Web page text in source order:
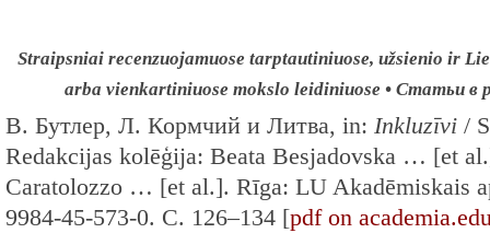
Straipsniai recenzuojamuose tarptautiniuose, užsienio ir
arba vienkartiniuose mokslo leidiniuose • Статьи в
В. Бутлер, Л. Кормчий и Литва, in: Inkluzīvi /
Redakcijas kolēģija: Beata Besjadovska … [et
Caratolozzo … [et al.]. Rīga: LU Akadēmiskais
9984-45-573-0. С. 126–134 [pdf on